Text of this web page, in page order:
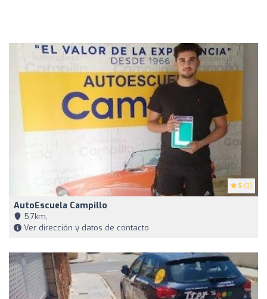
5 (3)
AutoEscuela Campillo
5,7km,
Ver dirección y datos de contacto